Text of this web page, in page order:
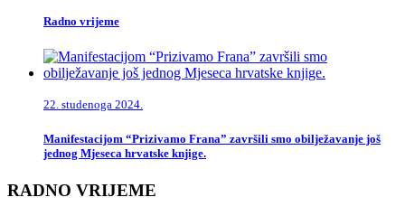
Radno vrijeme
22. studenoga 2024.
Manifestacijom “Prizivamo Frana” završili smo obilježavanje još
jednog Mjeseca hrvatske knjige.
RADNO VRIJEME